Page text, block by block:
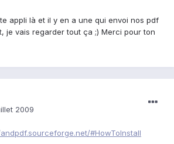
appli là et il y en a une qui envoi nos pdf
je vais regarder tout ça ;) Merci pour ton
2009
#HowToInstall